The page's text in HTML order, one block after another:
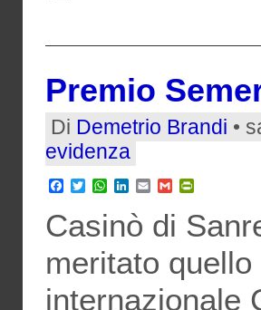
Premio
Di Demetrio Brandi •
evidenza
Facebook
TwitterWhatsApp
LinkedIn
EmailGmail
Casinò di
meritato
internazionale